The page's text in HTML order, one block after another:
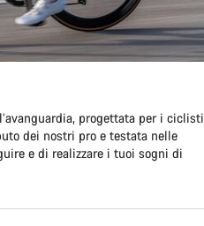
progettata per i ciclisti
dei nostri pro e testata nelle
e di realizzare i tuoi sogni di